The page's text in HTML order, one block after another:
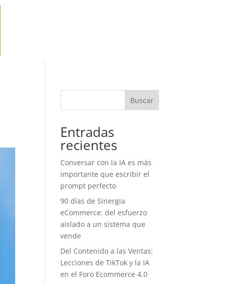
Buscar
Entradas
recientes
Conversar con la IA es más
importante que escribir el
prompt perfecto
90 días de Sinergia
eCommerce: del esfuerzo
aislado a un sistema que
vende
Del Contenido a las Ventas:
Lecciones de TikTok y la IA
en el Foro Ecommerce 4.0